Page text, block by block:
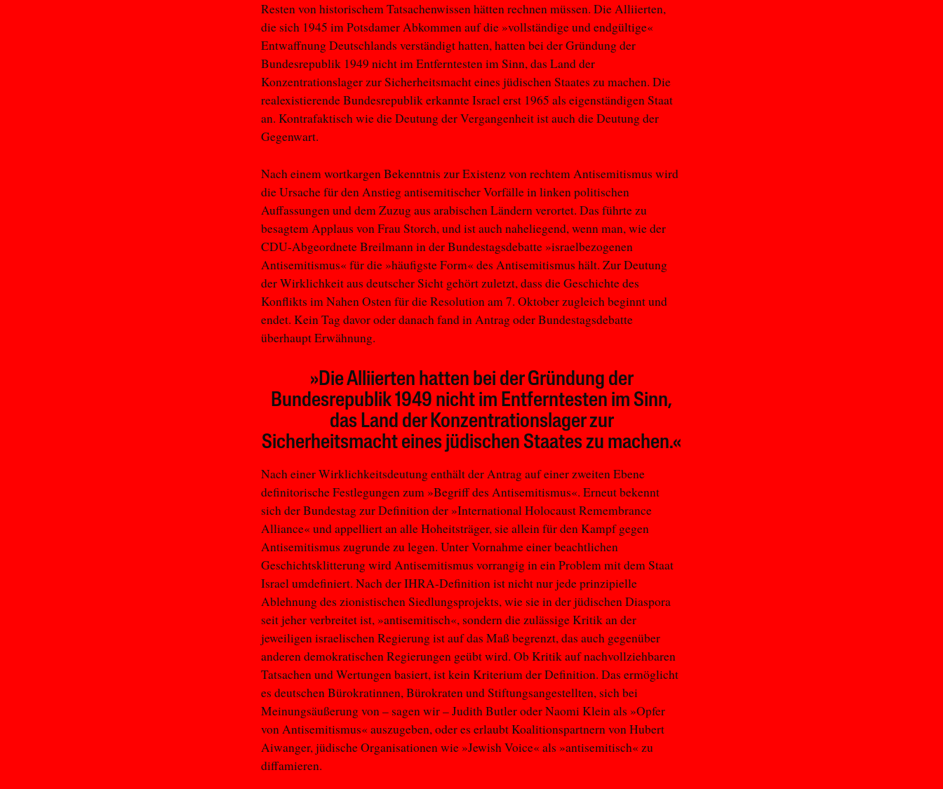
Resten von historischem Tatsachenwissen hätten rechnen müssen. Die Alliierten,
die sich 1945 im Potsdamer Abkommen auf die »vollständige und endgültige«
Entwaffnung Deutschlands verständigt hatten, hatten bei der Gründung der
Bundesrepublik 1949 nicht im Entferntesten im Sinn, das Land der
Konzentrationslager zur Sicherheitsmacht eines jüdischen Staates zu machen. Die
realexistierende Bundesrepublik erkannte Israel erst 1965 als eigenständigen Staat
an. Kontrafaktisch wie die Deutung der Vergangenheit ist auch die Deutung der
Gegenwart.
Nach einem wortkargen Bekenntnis zur Existenz von rechtem Antisemitismus wird
die Ursache für den Anstieg antisemitischer Vorfälle in linken politischen
Auffassungen und dem Zuzug aus arabischen Ländern verortet. Das führte zu
besagtem Applaus von Frau Storch, und ist auch naheliegend, wenn man, wie der
CDU-Abgeordnete Breilmann in der Bundestagsdebatte »israelbezogenen
Antisemitismus« für die »häufigste Form« des Antisemitismus hält. Zur Deutung
der Wirklichkeit aus deutscher Sicht gehört zuletzt, dass die Geschichte des
Konflikts im Nahen Osten für die Resolution am 7. Oktober zugleich beginnt und
endet. Kein Tag davor oder danach fand in Antrag oder Bundestagsdebatte
überhaupt Erwähnung.
»Die Alliierten hatten bei der Gründung der
Bundesrepublik 1949 nicht im Entferntesten im Sinn,
das Land der Konzentrationslager zur
Sicherheitsmacht eines jüdischen Staates zu machen.«
Nach einer Wirklichkeitsdeutung enthält der Antrag auf einer zweiten Ebene
definitorische Festlegungen zum »Begriff des Antisemitismus«. Erneut bekennt
sich der Bundestag zur Definition der »International Holocaust Remembrance
Alliance« und appelliert an alle Hoheitsträger, sie allein für den Kampf gegen
Antisemitismus zugrunde zu legen. Unter Vornahme einer beachtlichen
Geschichtsklitterung wird Antisemitismus vorrangig in ein Problem mit dem Staat
Israel umdefiniert. Nach der IHRA-Definition ist nicht nur jede prinzipielle
Ablehnung des zionistischen Siedlungsprojekts, wie sie in der jüdischen Diaspora
seit jeher verbreitet ist, »antisemitisch«, sondern die zulässige Kritik an der
jeweiligen israelischen Regierung ist auf das Maß begrenzt, das auch gegenüber
anderen demokratischen Regierungen geübt wird. Ob Kritik auf nachvollziehbaren
Tatsachen und Wertungen basiert, ist kein Kriterium der Definition. Das ermöglicht
es deutschen Bürokratinnen, Bürokraten und Stiftungsangestellten, sich bei
Meinungsäußerung von – sagen wir – Judith Butler oder Naomi Klein als »Opfer
von Antisemitismus« auszugeben, oder es erlaubt Koalitionspartnern von Hubert
Aiwanger, jüdische Organisationen wie »Jewish Voice« als »antisemitisch« zu
diffamieren.